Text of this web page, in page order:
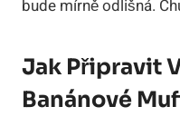
bude mírně odlišná.
Jak Připravit
Banánové